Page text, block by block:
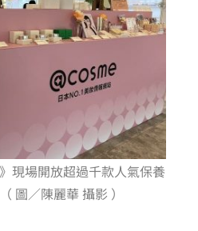
現場開放超過千款人氣保養
圖／陳麗華 攝影 ）